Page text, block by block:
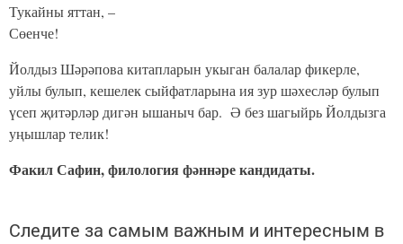
Тукайны яттан, –
Сөенче!
Йолдыз Шәрәпова китапларын укыган балалар фикерле,
уйлы булып, кешелек сыйфатларына ия зур шәхесләр булып
үсеп җитәрләр дигән ышаныч бар. Ә без шагыйрь Йолдызга
уңышлар телик!
Факил Сафин, филология фәннәре кандидаты.
Следите за самым важным и интересным в